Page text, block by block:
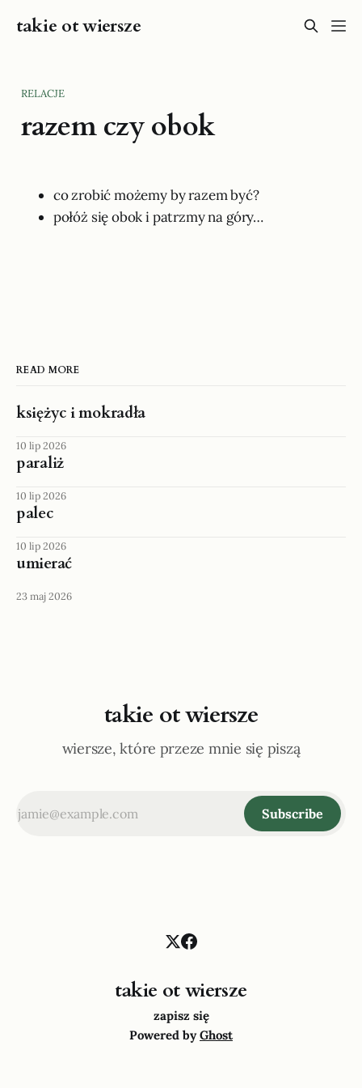
takie ot wiersze
RELACJE
razem czy obok
co zrobić możemy by razem być?
połóż się obok i patrzmy na góry…
READ MORE
księżyc i mokradła
10 lip 2026
paraliż
10 lip 2026
palec
10 lip 2026
umierać
23 maj 2026
takie ot wiersze
wiersze, które przeze mnie się piszą
Subscribe
takie ot wiersze
zapisz się
Powered byGhost